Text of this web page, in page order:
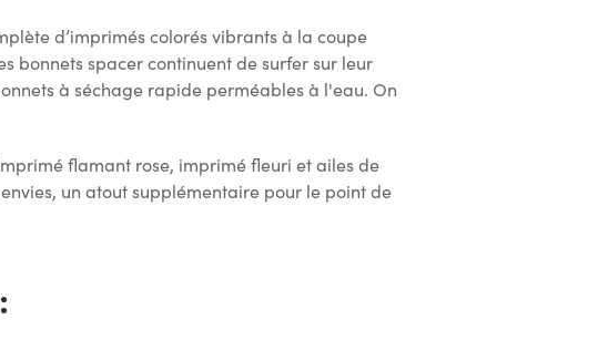
d’imprimés colorés vibrants à la coupe
bonnets spacer continuent de surfer sur leur
à séchage rapide perméables à l'eau. On
flamant rose, imprimé fleuri et ailes de
un atout supplémentaire pour le point de